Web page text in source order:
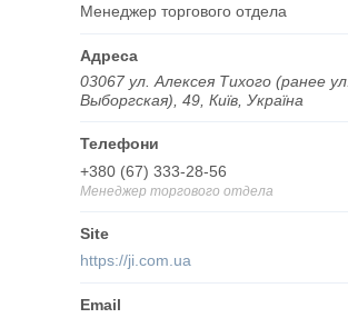
Менеджер торгового отдела
03067 ул. Алексея Тихого (ранее ул.
Выборгская), 49, Київ, Україна
+380 (67) 333-28-56
Менеджер торгового отдела
https://ji.com.ua